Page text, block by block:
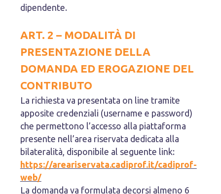
dipendente.
ART. 2 – MODALITÀ DI
PRESENTAZIONE DELLA
DOMANDA ED EROGAZIONE DEL
CONTRIBUTO
La richiesta va presentata on line tramite
apposite credenziali (username e password)
che permettono l’accesso alla piattaforma
presente nell’area riservata dedicata alla
bilateralità, disponibile al seguente link:
https://areariservata.cadiprof.it/cadiprof-
web/
La domanda va formulata decorsi almeno 6